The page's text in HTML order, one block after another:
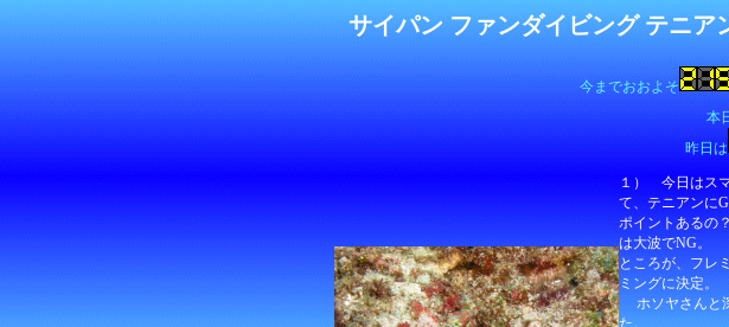
サイパン ファンダイビング テニア
今までおおよそ
本
昨日は
１） 今日はス
て、テニアンに
ポイントあるの
は大波でNG。
ところが、フレ
ミングに決定。
ホソヤさんと